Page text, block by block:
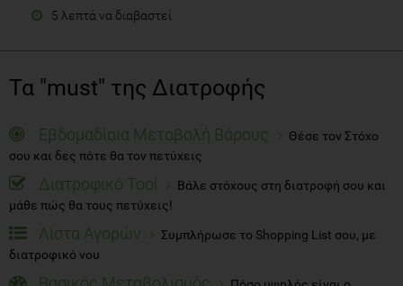
5 λεπτά να διαβαστεί
Τα "must" της Διατροφής
Εβδομαδίαια Μεταβολή Βάρους
Θέσε τον Στόχο
σου και δες πότε θα τον πετύχεις
Διατροφικό Tool
Βάλε στόχους στη διατροφή σου και
μάθε πώς θα τους πετύχεις!
Λίστα Αγορών
Συμπλήρωσε το Shopping List σου, με
διατροφικό νου